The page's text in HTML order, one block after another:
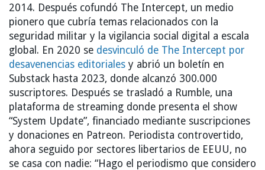
2014. Después cofundó The Intercept, un medio
pionero que cubría temas relacionados con la
seguridad militar y la vigilancia social digital a escala
global. En 2020 se desvinculó de The Intercept por
desavenencias editoriales y abrió un boletín en
Substack hasta 2023, donde alcanzó 300.000
suscriptores. Después se trasladó a Rumble, una
plataforma de streaming donde presenta el show
“System Update”, financiado mediante suscripciones
y donaciones en Patreon. Periodista controvertido,
ahora seguido por sectores libertarios de EEUU, no
se casa con nadie: “Hago el periodismo que considero